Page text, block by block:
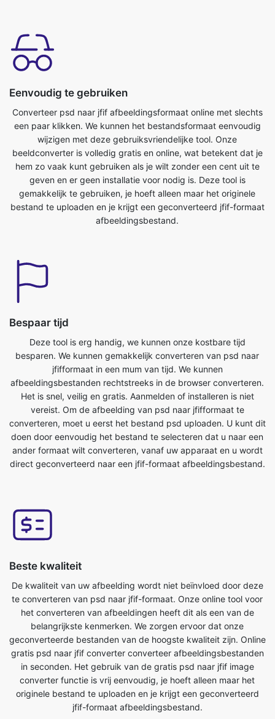
Eenvoudig te gebruiken
Converteer psd naar jfif afbeeldingsformaat online met slechts
een paar klikken. We kunnen het bestandsformaat eenvoudig
beeldconverter is volledig gratis en online, wat betekent dat je
hem zo vaak kunt gebruiken als je wilt zonder een cent uit te
geven en er geen installatie voor nodig is. Deze tool is
gemakkelijk te gebruiken, je hoeft alleen maar het originele
bestand te uploaden en je krijgt een geconverteerd jfif-formaat
afbeeldingsbestand.
Bespaar tijd
Deze tool is erg handig, we kunnen onze kostbare tijd
besparen. We kunnen gemakkelijk converteren van psd naar
afbeeldingsbestanden rechtstreeks in de browser converteren.
Het is snel, veilig en gratis. Aanmelden of installeren is niet
vereist. Om de afbeelding van psd naar jfifformaat te
converteren, moet u eerst het bestand psd uploaden. U kunt dit
doen door eenvoudig het bestand te selecteren dat u naar een
ander formaat wilt converteren, vanaf uw apparaat en u wordt
direct geconverteerd naar een jfif-formaat afbeeldingsbestand.
Beste kwaliteit
De kwaliteit van uw afbeelding wordt niet beïnvloed door deze
belangrijkste kenmerken. We zorgen ervoor dat onze
geconverteerde bestanden van de hoogste kwaliteit zijn. Online
gratis psd naar jfif converter converteer afbeeldingsbestanden
in seconden. Het gebruik van de gratis psd naar jfif image
converter functie is vrij eenvoudig, je hoeft alleen maar het
originele bestand te uploaden en je krijgt een geconverteerd
jfif-formaat afbeeldingsbestand.